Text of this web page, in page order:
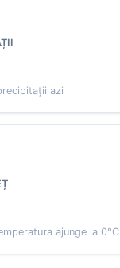
azi
ajunge la 0°C